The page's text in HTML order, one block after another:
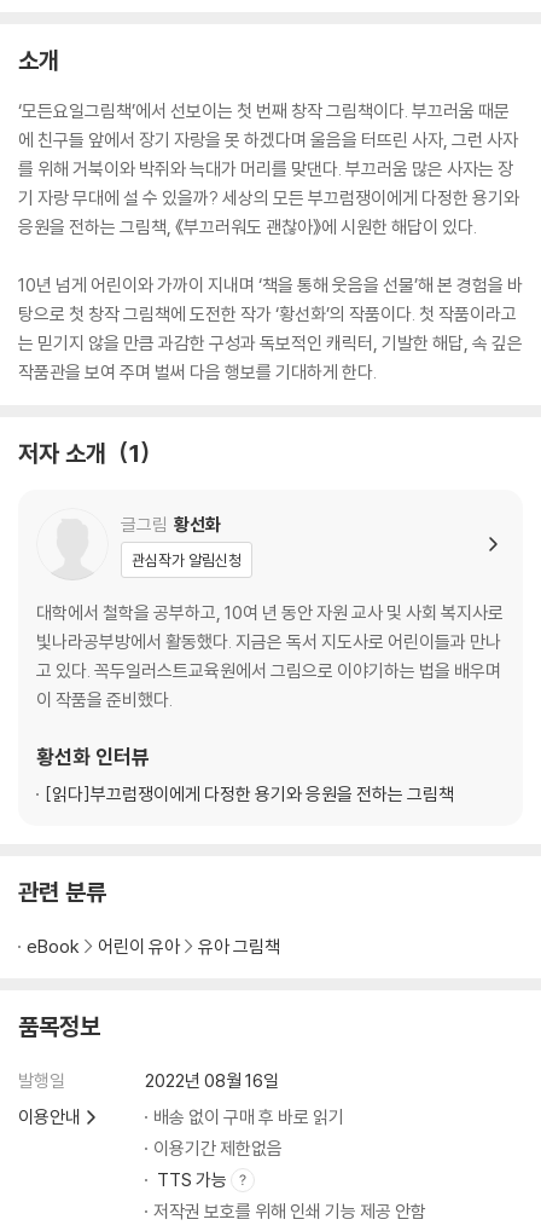
소개
‘모든요일그림책’에서 선보이는 첫 번째 창작 그림책이다. 부끄러움 때문
에 친구들 앞에서 장기 자랑을 못 하겠다며 울음을 터뜨린 사자, 그런 사자
를 위해 거북이와 박쥐와 늑대가 머리를 맞댄다. 부끄러움 많은 사자는 장
기 자랑 무대에 설 수 있을까? 세상의 모든 부끄럼쟁이에게 다정한 용기와
응원을 전하는 그림책, 《부끄러워도 괜찮아》에 시원한 해답이 있다.
10년 넘게 어린이와 가까이 지내며 ‘책을 통해 웃음을 선물’해 본 경험을 바
탕으로 첫 창작 그림책에 도전한 작가 ‘황선화’의 작품이다. 첫 작품이라고
는 믿기지 않을 만큼 과감한 구성과 독보적인 캐릭터, 기발한 해답, 속 깊은
작품관을 보여 주며 벌써 다음 행보를 기대하게 한다.
저자 소개 1
글그림 황선화
관심작가 알림신청
대학에서 철학을 공부하고, 10여 년 동안 자원 교사 및 사회 복지사로
빛나라공부방에서 활동했다. 지금은 독서 지도사로 어린이들과 만나
고 있다. 꼭두일러스트교육원에서 그림으로 이야기하는 법을 배우며
이 작품을 준비했다.
황선화 인터뷰
[읽다]부끄럼쟁이에게 다정한 용기와 응원을 전하는 그림책
관련 분류
eBook 어린이 유아 유아 그림책
품목정보
발행일
2022년 08월 16일
이용안내
배송 없이 구매 후 바로 읽기
이용기간 제한없음
TTS 가능
저작권 보호를 위해 인쇄 기능 제공 안함